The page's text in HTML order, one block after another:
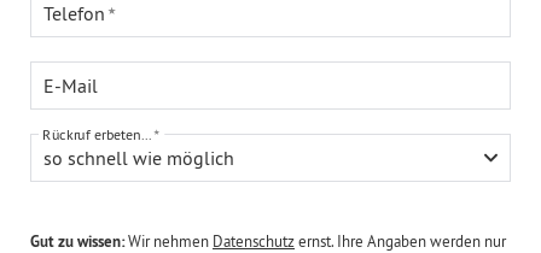
Telefon
E-Mail
so schnell wie möglich
Rückruf erbeten...
Gut zu wissen:Wir nehmen Datenschutzernst. Ihre Angaben werden nur